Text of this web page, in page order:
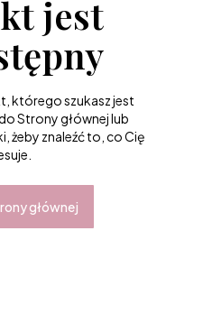
jest
którego szukasz jest
Strony głównej lub
żeby znaleźć to, co Cię
głównej